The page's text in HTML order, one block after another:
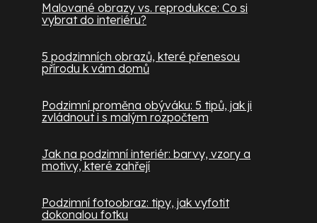
Malované obrazy vs. reprodukce: Co si
vybrat do interiéru?
5 podzimních obrazů, které přenesou
přírodu k vám domů
Podzimní proměna obýváku: 5 tipů, jak ji
zvládnout i s malým rozpočtem
Jak na podzimní interiér: barvy, vzory a
motivy, které zahřejí
Podzimní fotoobraz: tipy, jak vyfotit
dokonalou fotku